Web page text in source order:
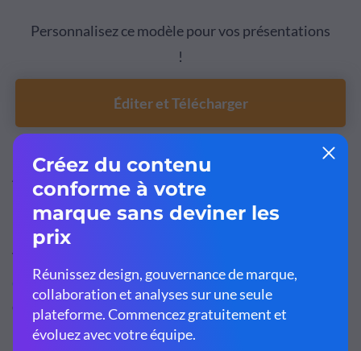
Personnalisez ce modèle pour vos présentations
!
Éditer et Télécharger
Ajouter de la créativité aux
Présentations ppt animées
Vos templates Power Point animés et tous les
de présentation Vismeoffrent de nombreuses possibilités
d'animation de styles différents.